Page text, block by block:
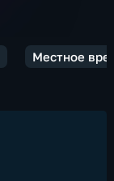
Местное